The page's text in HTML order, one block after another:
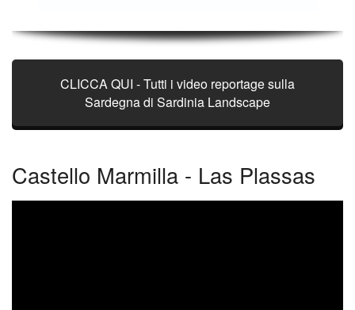
Sardegna di Sardinia Landscape
Castello Marmilla - Las Plassas